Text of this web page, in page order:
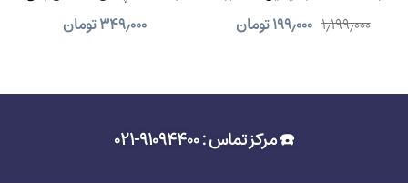
91% تخفیف)
۱٫۱۹۹٫۰۰۰ ۱۹۹٫۰۰۰تومان
۳۴۹٫۰۰۰تومان
☎️ مرکز تماس : 91094400-021